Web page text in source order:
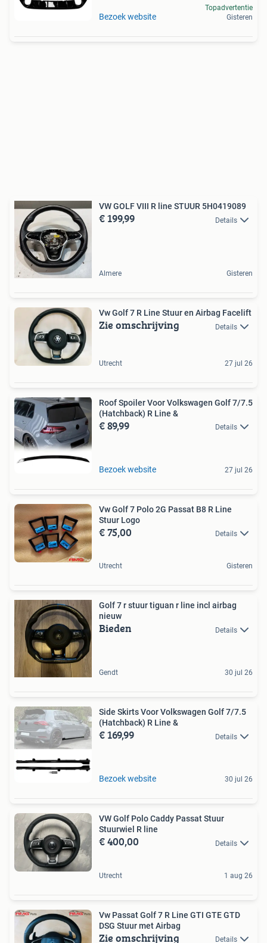
Bezoek website
Topadvertentie
Gisteren
VW GOLF VIII R line STUUR 5H0419089
€ 199,99 Details
Almere Gisteren
Vw Golf 7 R Line Stuur en Airbag Facelift
Zie omschrijving Details
Utrecht 27 jul 26
Roof Spoiler Voor Volkswagen Golf 7/7.5
(Hatchback) R Line &
€ 89,99 Details
Bezoek website 27 jul 26
Vw Golf 7 Polo 2G Passat B8 R Line
Stuur Logo
€ 75,00 Details
Utrecht Gisteren
Golf 7 r stuur tiguan r line incl airbag
nieuw
Bieden Details
Gendt 30 jul 26
Side Skirts Voor Volkswagen Golf 7/7.5
(Hatchback) R Line &
€ 169,99 Details
Bezoek website 30 jul 26
VW Golf Polo Caddy Passat Stuur
Stuurwiel R line
€ 400,00 Details
Utrecht 1 aug 26
Vw Passat Golf 7 R Line GTI GTE GTD
DSG Stuur met Airbag
Zie omschrijving Details